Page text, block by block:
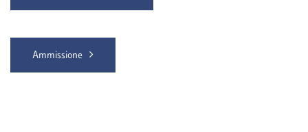
Ammissione